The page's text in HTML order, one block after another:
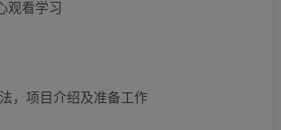
观看学习
，项目介绍及准备工作